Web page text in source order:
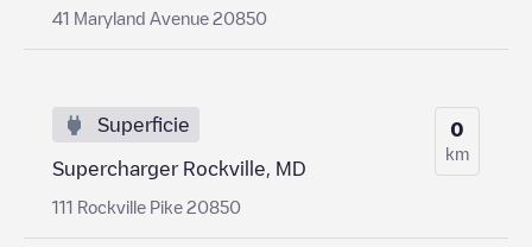
41 Maryland Avenue 20850
Superficie
Supercharger Rockville, MD
111 Rockville Pike 20850
0
km